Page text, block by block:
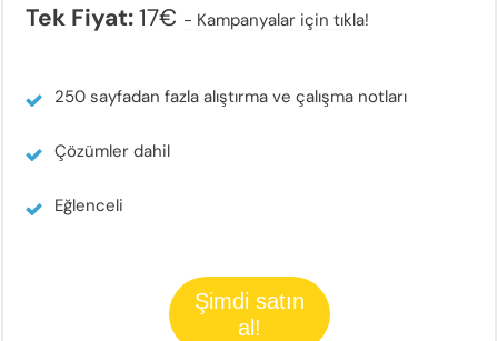
Tek Fiyat:17€ - Kampanyalar için tıkla!
250 sayfadan fazla alıştırma ve çalışma notları
Çözümler dahil
Eğlenceli
Şimdi satın
al!